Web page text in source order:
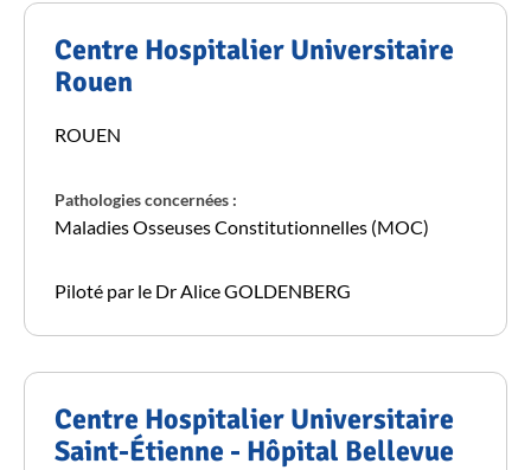
Centre Hospitalier Universitaire
Rouen
ROUEN
Pathologies concernées :
Maladies Osseuses Constitutionnelles (MOC)
Piloté par le Dr Alice GOLDENBERG
Centre Hospitalier Universitaire
Saint-Étienne - Hôpital Bellevue